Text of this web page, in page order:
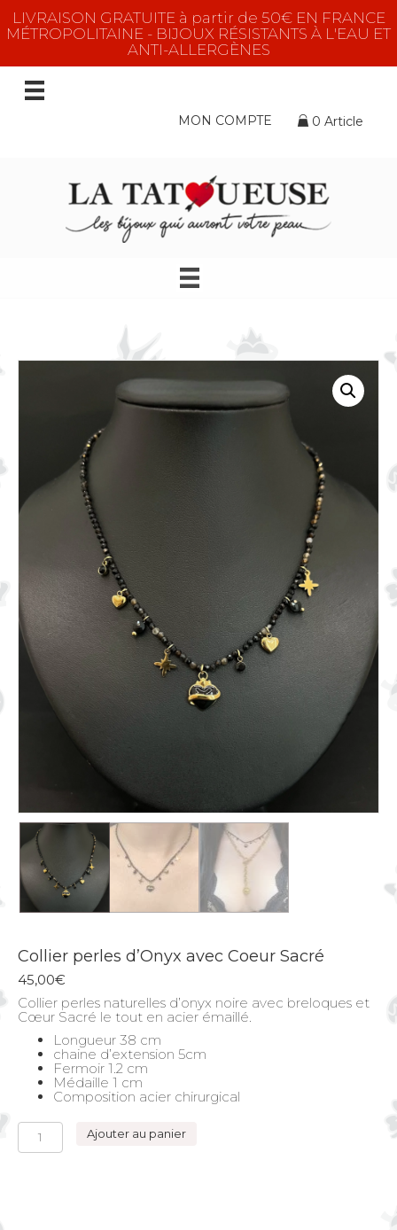
LIVRAISON GRATUITE à partir de 50€ EN FRANCE
MÉTROPOLITAINE - BIJOUX RÉSISTANTS À L'EAU ET
ANTI-ALLERGÈNES
MON COMPTE 0 Article
Collier perles d’Onyx avec Coeur Sacré
45,00€
Collier perles naturelles d’onyx noire avec breloques et
Cœur Sacré le tout en acier émaillé.
Longueur 38 cm
chaine d’extension 5cm
Fermoir 1.2 cm
Médaille 1 cm
Composition acier chirurgical
quantité
Collier
Ajouter au panier